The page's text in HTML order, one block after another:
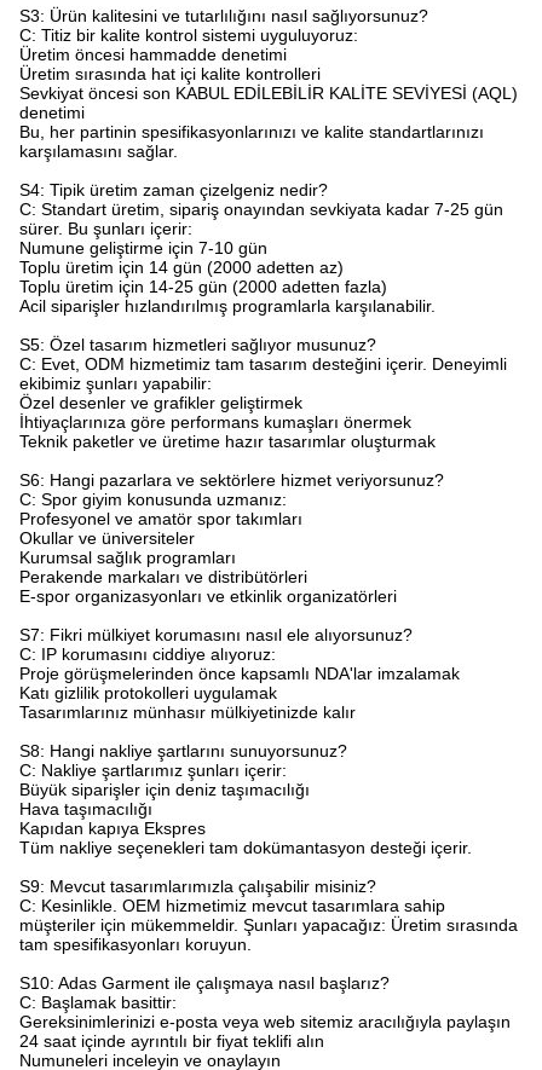
S3: Ürün kalitesini ve tutarlılığını nasıl sağlıyorsunuz?​
C: Titiz bir kalite kontrol sistemi uyguluyoruz:
Üretim öncesi hammadde denetimi
Üretim sırasında hat içi kalite kontrolleri
Sevkiyat öncesi son KABUL EDİLEBİLİR KALİTE SEVİYESİ (AQL)
denetimi
Bu, her partinin spesifikasyonlarınızı ve kalite standartlarınızı
karşılamasını sağlar.
S4: Tipik üretim zaman çizelgeniz nedir?​
C: Standart üretim, sipariş onayından sevkiyata kadar 7-25 gün
sürer. Bu şunları içerir:
Numune geliştirme için 7-10 gün
Toplu üretim için 14 gün (2000 adetten az)
Toplu üretim için 14-25 gün (2000 adetten fazla)
Acil siparişler hızlandırılmış programlarla karşılanabilir.
S5: Özel tasarım hizmetleri sağlıyor musunuz?​
C: Evet, ODM hizmetimiz tam tasarım desteğini içerir. Deneyimli
ekibimiz şunları yapabilir:
Özel desenler ve grafikler geliştirmek
İhtiyaçlarınıza göre performans kumaşları önermek
Teknik paketler ve üretime hazır tasarımlar oluşturmak
S6: Hangi pazarlara ve sektörlere hizmet veriyorsunuz?​
C: Spor giyim konusunda uzmanız:
Profesyonel ve amatör spor takımları
Okullar ve üniversiteler
Kurumsal sağlık programları
Perakende markaları ve distribütörleri
E-spor organizasyonları ve etkinlik organizatörleri
S7: Fikri mülkiyet korumasını nasıl ele alıyorsunuz?​
C: IP korumasını ciddiye alıyoruz:
Proje görüşmelerinden önce kapsamlı NDA'lar imzalamak
Katı gizlilik protokolleri uygulamak
Tasarımlarınız münhasır mülkiyetinizde kalır
S8: Hangi nakliye şartlarını sunuyorsunuz?​
C: Nakliye şartlarımız şunları içerir:
Büyük siparişler için deniz taşımacılığı
Hava taşımacılığı
Kapıdan kapıya Ekspres
Tüm nakliye seçenekleri tam dokümantasyon desteği içerir.
S9: Mevcut tasarımlarımızla çalışabilir misiniz?​
C: Kesinlikle. OEM hizmetimiz mevcut tasarımlara sahip
müşteriler için mükemmeldir. Şunları yapacağız: Üretim sırasında
tam spesifikasyonları koruyun.
S10: Adas Garment ile çalışmaya nasıl başlarız?​
C: Başlamak basittir:
Gereksinimlerinizi e-posta veya web sitemiz aracılığıyla paylaşın
24 saat içinde ayrıntılı bir fiyat teklifi alın
Numuneleri inceleyin ve onaylayın